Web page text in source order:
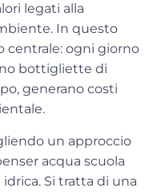
legati alla
In questo
centrale: ogni giorno
bottigliette di
generano costi
un approccio
acqua scuola
Si tratta di una